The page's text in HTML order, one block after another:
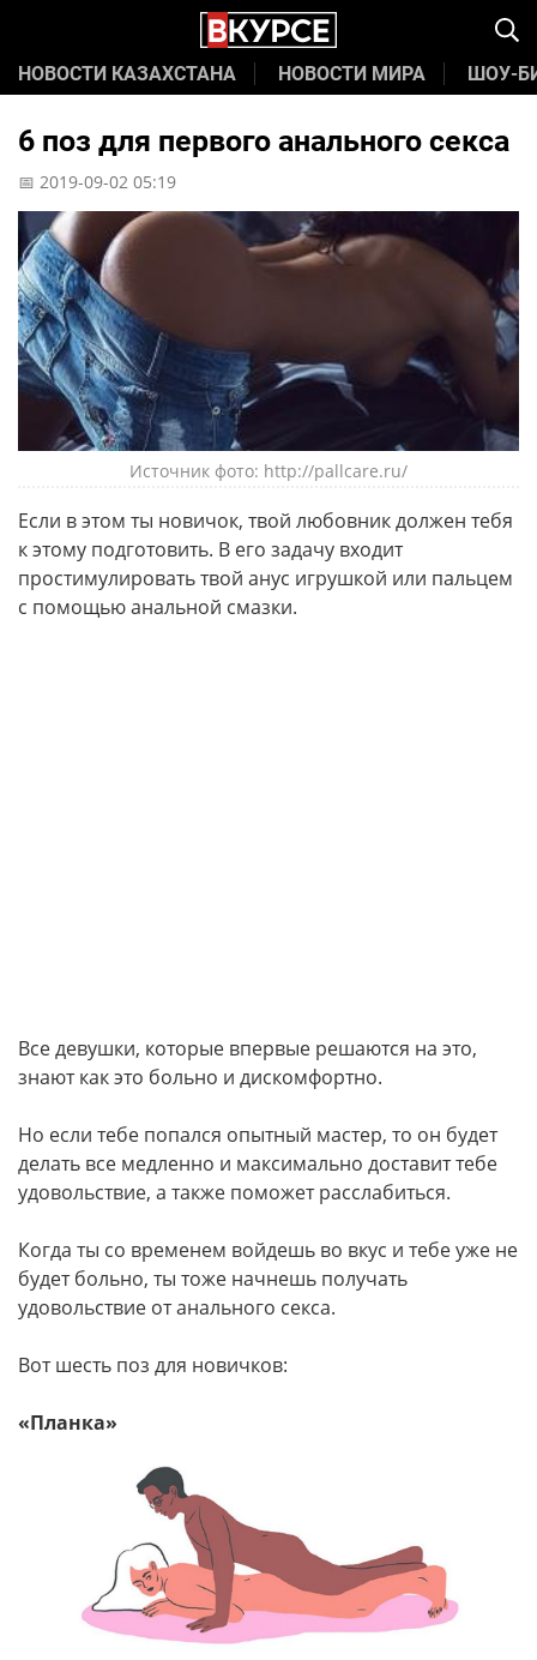
НОВОСТИ КАЗАХСТАНА НОВОСТИ МИРА ШОУ-
6 поз для первого анального секса
📅 2019-09-02 05:19
Источник фото: http://pallcare.ru/
Если в этом ты новичок, твой любовник должен тебя
к этому подготовить. В его задачу входит
простимулировать твой анус игрушкой или пальцем
с помощью анальной смазки.
Все девушки, которые впервые решаются на это,
знают как это больно и дискомфортно.
Но если тебе попался опытный мастер, то он будет
делать все медленно и максимально доставит тебе
удовольствие, а также поможет расслабиться.
Когда ты со временем войдешь во вкус и тебе уже не
будет больно, ты тоже начнешь получать
удовольствие от анального секса.
Вот шесть поз для новичков:
«Планка»